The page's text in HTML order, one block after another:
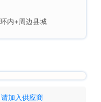
内+周边县城
加入供应商